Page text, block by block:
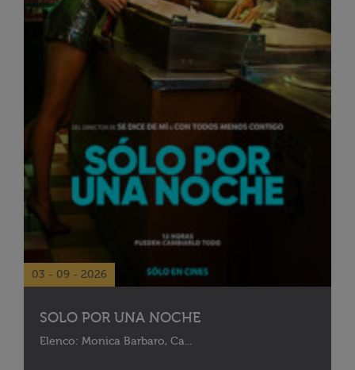
03 - 09 - 2026
SOLO POR UNA NOCHE
Elenco: Monica Barbaro, Ca...